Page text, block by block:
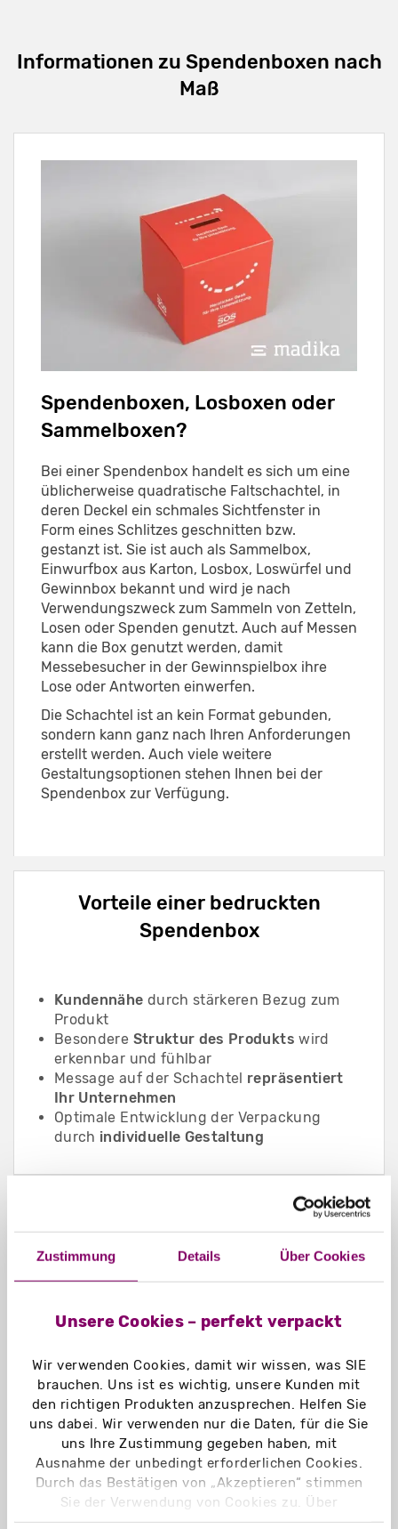
Zustimmung Details Über Cookies
Unsere Cookies – perfekt verpackt
Wir verwenden Cookies, damit wir wissen, was SIE
brauchen. Uns ist es wichtig, unsere Kunden mit
den richtigen Produkten anzusprechen. Helfen Sie
uns dabei. Wir verwenden nur die Daten, für die Sie
uns Ihre Zustimmung gegeben haben, mit
Ausnahme der unbedingt erforderlichen Cookies.
Durch das Bestätigen von „Akzeptieren“ stimmen
Sie der Verwendung von Cookies zu. Über
„Einstellungen“ können Sie auswählen, welche
Informationen zu Spendenboxen nach
Maß
Spendenboxen, Losboxen oder
Sammelboxen?
Bei einer Spendenbox handelt es sich um eine
üblicherweise quadratische Faltschachtel, in
deren Deckel ein schmales Sichtfenster in
Form eines Schlitzes geschnitten bzw.
gestanzt ist. Sie ist auch als Sammelbox,
Einwurfbox aus Karton, Losbox, Loswürfel und
Gewinnbox bekannt und wird je nach
Verwendungszweck zum Sammeln von Zetteln,
Losen oder Spenden genutzt. Auch auf Messen
kann die Box genutzt werden, damit
Messebesucher in der Gewinnspielbox ihre
Lose oder Antworten einwerfen.
Die Schachtel ist an kein Format gebunden,
sondern kann ganz nach Ihren Anforderungen
erstellt werden. Auch viele weitere
Gestaltungsoptionen stehen Ihnen bei der
Spendenbox zur Verfügung.
Vorteile einer bedruckten
Spendenbox
Kundennähe durch stärkeren Bezug zum
Produkt
Besondere Struktur des Produkts wird
erkennbar und fühlbar
Message auf der Schachtel repräsentiert
Ihr Unternehmen
Optimale Entwicklung der Verpackung
durch individuelle Gestaltung
Einsatzmöglichkeit einer
Spendenbox
Promotionartikel
Schaufensterdeko
Tischdeko